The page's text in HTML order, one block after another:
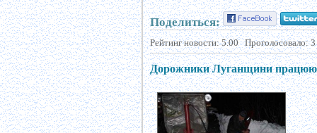
Поделиться:
Рейтинг новости:5.00 Проголосовало:3
Дорожники Луганщини працюють